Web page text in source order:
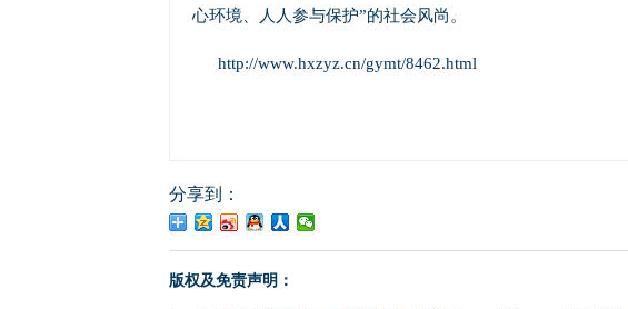
心环境、人人参与保护”的社会风尚。
http://www.hxzyz.cn/gymt/8462.html
分享到：
版权及免责声明：